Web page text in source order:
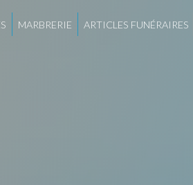
MARBRERIE ARTICLES FUNÉRAIRES